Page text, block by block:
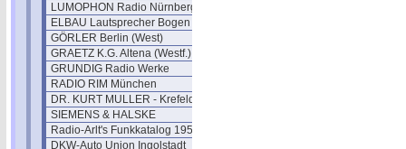
LUMOPHON Radio Nürnberg
ELBAU Lautsprecher Bogen
GÖRLER Berlin (West)
GRAETZ K.G. Altena (Westf.)
GRUNDIG Radio Werke
RADIO RIM München
DR. KURT MULLER - Krefeld
SIEMENS & HALSKE
Radio-Arlt's Funkkatalog 1951
DKW-Auto Union Ingolstadt